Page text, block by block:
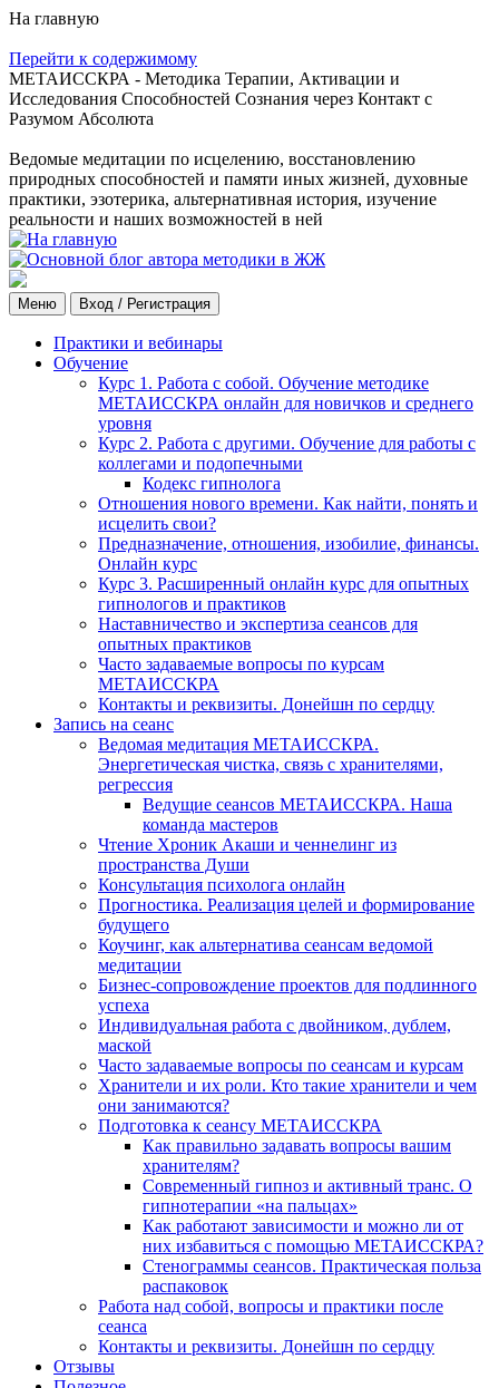
На главную
Перейти к содержимому
МЕТАИССКРА - Методика Терапии, Активации и
Исследования Способностей Сознания через Контакт с
Разумом Абсолюта
Ведомые медитации по исцелению, восстановлению
природных способностей и памяти иных жизней, духовные
практики, эзотерика, альтернативная история, изучение
реальности и наших возможностей в ней
Меню Вход / Регистрация
Практики и вебинары
Обучение
Курс 1. Работа с собой. Обучение методике
МЕТАИССКРА онлайн для новичков и среднего
уровня
Курс 2. Работа с другими. Обучение для работы с
коллегами и подопечными
Кодекс гипнолога
Отношения нового времени. Как найти, понять и
исцелить свои?
Предназначение, отношения, изобилие, финансы.
Онлайн курс
Курс 3. Расширенный онлайн курс для опытных
гипнологов и практиков
Наставничество и экспертиза сеансов для
опытных практиков
Часто задаваемые вопросы по курсам
МЕТАИССКРА
Контакты и реквизиты. Донейшн по сердцу
Запись на сеанс
Ведомая медитация МЕТАИССКРА.
Энергетическая чистка, связь с хранителями,
регрессия
Ведущие сеансов МЕТАИССКРА. Наша
команда мастеров
Чтение Хроник Акаши и ченнелинг из
пространства Души
Консультация психолога онлайн
Прогностика. Реализация целей и формирование
будущего
Коучинг, как альтернатива сеансам ведомой
медитации
Бизнес-сопровождение проектов для подлинного
успеха
Индивидуальная работа с двойником, дублем,
маской
Часто задаваемые вопросы по сеансам и курсам
Хранители и их роли. Кто такие хранители и чем
они занимаются?
Подготовка к сеансу МЕТАИССКРА
Как правильно задавать вопросы вашим
хранителям?
Современный гипноз и активный транс. О
гипнотерапии «на пальцах»
Как работают зависимости и можно ли от
них избавиться с помощью МЕТАИССКРА?
Стенограммы сеансов. Практическая польза
распаковок
Работа над собой, вопросы и практики после
сеанса
Контакты и реквизиты. Донейшн по сердцу
Отзывы